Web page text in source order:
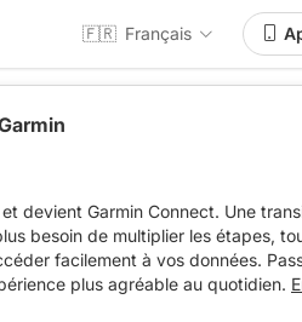
🇫🇷 Français
devient Garmin Connect. Une
besoin de multiplier les étapes,
facilement à vos données.
plus agréable au quotidien.